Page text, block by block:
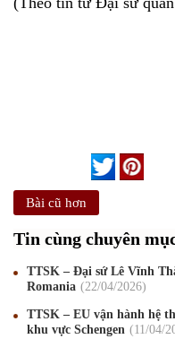
Bài cũ hơn
Tin cùng chuyên
TTSK – Đại sứ Lê Vĩnh
Romania
22/04/2026
TTSK – EU vận hành hệ
khu vực Schengen
11/04/